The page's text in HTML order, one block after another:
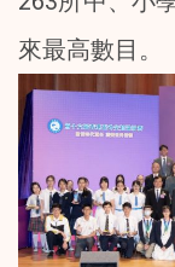
來最高數目。